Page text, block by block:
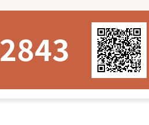
2843